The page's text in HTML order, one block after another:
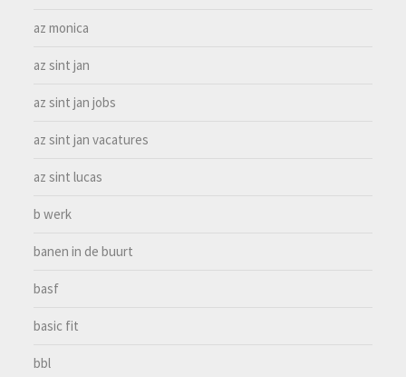
az monica
az sint jan
az sint jan jobs
az sint jan vacatures
az sint lucas
b werk
banen in de buurt
basf
basic fit
bbl